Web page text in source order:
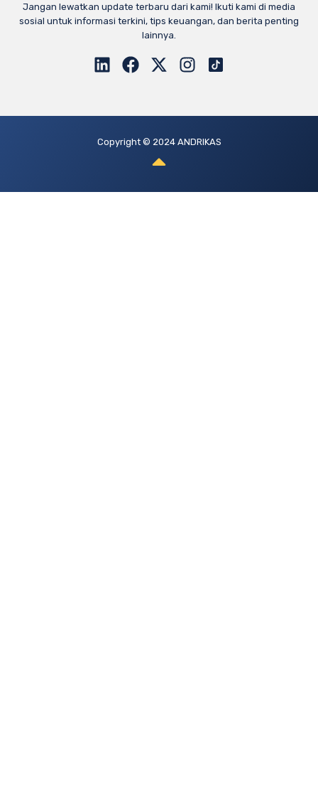
Jangan lewatkan update terbaru dari kami! Ikuti kami di media
sosial untuk informasi terkini, tips keuangan, dan berita penting
lainnya.
Copyright © 2024 ANDRIKAS